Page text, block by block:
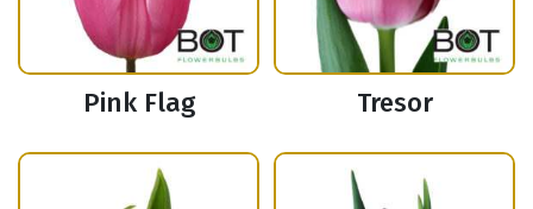
Pink Flag Tresor